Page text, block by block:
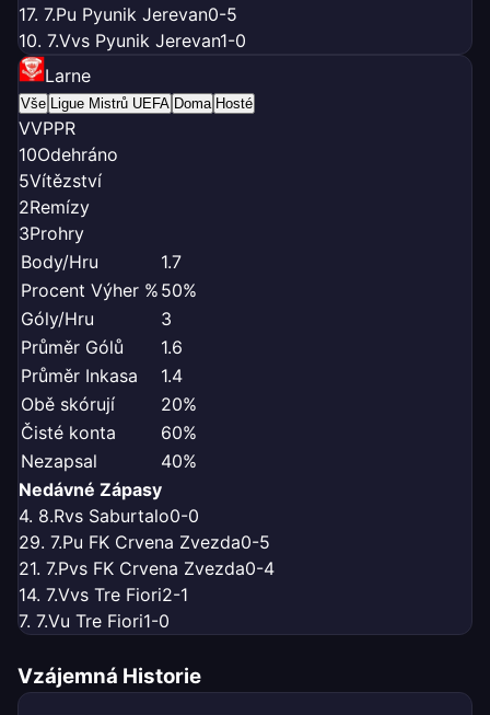
17. 7.Pu Pyunik Jerevan0-5
10. 7.Vvs Pyunik Jerevan1-0
Larne
Vše Ligue Mistrů UEFA Doma Hosté
VVPPR
10Odehráno
5Vítězství
2Remízy
3Prohry
Body/Hru
1.7
Procent Výher % 50%
Góly/Hru
3
Průměr Gólů
1.6
Průměr Inkasa
1.4
Obě skórují
20%
Čisté konta
60%
Nezapsal
40%
Nedávné Zápasy
4. 8.Rvs Saburtalo0-0
29. 7.Pu FK Crvena Zvezda0-5
21. 7.Pvs FK Crvena Zvezda0-4
14. 7.Vvs Tre Fiori2-1
7. 7.Vu Tre Fiori1-0
Vzájemná Historie